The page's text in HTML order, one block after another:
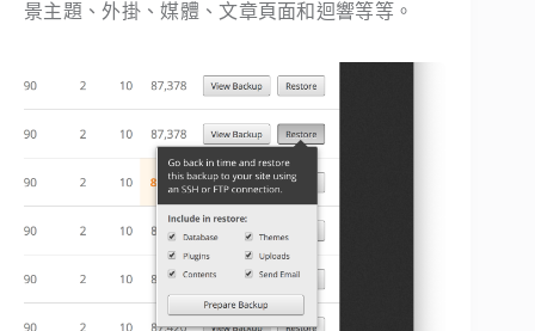
景主題、外掛、媒體、文章頁面和迴響等等。